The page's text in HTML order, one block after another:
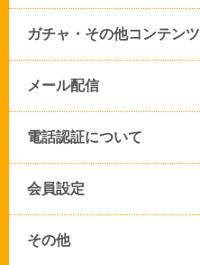
ガチャ・その他コンテンツ
メール配信
電話認証について
会員設定
その他